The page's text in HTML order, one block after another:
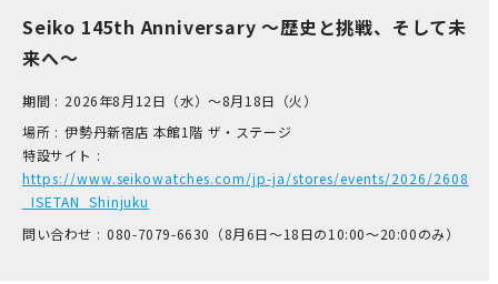
Seiko 145th Anniversary ～歴史と挑戦、そして未
来へ～
期間 : 2026年8月12日（水）～8月18日（火）
場所 : 伊​勢丹新宿店 本​館1階 ザ​・ステージ
特設サイト :
https://www.seikowatches.com/jp-ja/stores/events/2026/2608
_ISETAN_Shinjuku
問い合わせ : 0​80-7​079-6​630（8月6日～18日の1​0:00～2​0:00のみ）